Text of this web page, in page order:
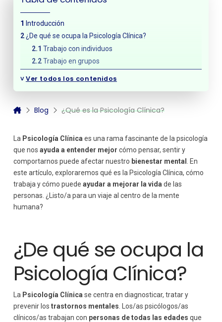
Introducción
¿De qué se ocupa la Psicología Clínica?
Trabajo con individuos
Trabajo en grupos
Psicoterapia
Transforma tu interés en acción
˅Ver todos los contenidos
Blog ¿Qué es la Psicología Clínica?
La Psicología Clínica es una rama fascinante de la psicología
que nos ayuda a entender mejor cómo pensar, sentir y
comportarnos puede afectar nuestro bienestar mental . En
este artículo, exploraremos qué es la Psicología Clínica, cómo
trabaja y cómo puede ayudar a mejorar la vida de las
personas. ¿Listo/a para un viaje al centro de la mente
humana?
¿De qué se ocupa la
Psicología Clínica?
La Psicología Clínica se centra en diagnosticar, tratar y
prevenir los trastornos mentales . Los/as psicólogos/as
clínicos/as trabajan con personas de todas las edades que